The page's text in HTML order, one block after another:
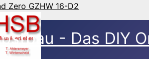
Zero GZHW 16-D2
- Das DIY